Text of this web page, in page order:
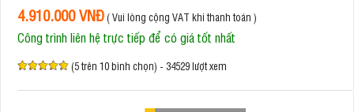
4.910.000 VNĐ( Vui lòng cộng VAT khi thanh toán )
Công trình liên hệ trực tiếp để có giá tốt nhất
(5 trên 10 bình chọn) - 34529 lượt xem